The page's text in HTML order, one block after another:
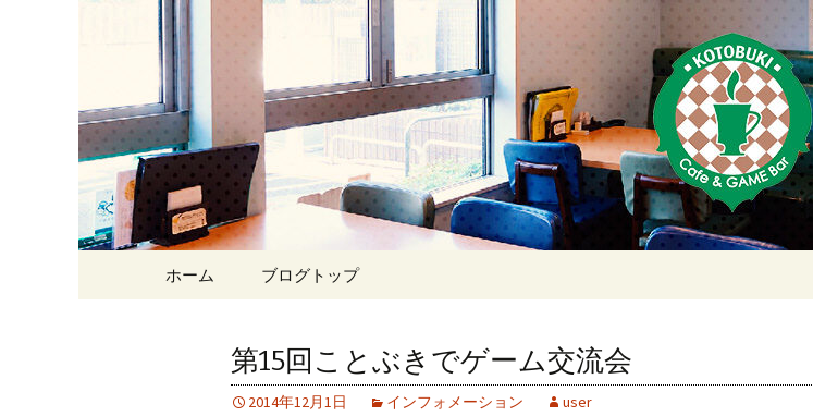
東京・西荻窪・上井
ェ＆ゲームバーこと
Just another WordPress site
ホーム ブログトップ
第15回ことぶきでゲーム交流会
2014年12月1日 インフォメーション user